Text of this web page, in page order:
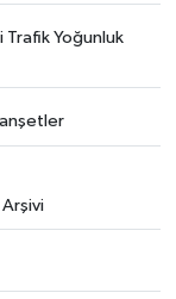
Trafik Yoğunluk